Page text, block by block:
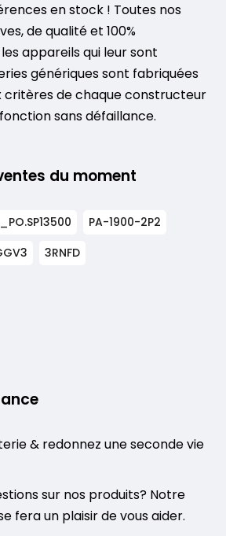
en stock ! Toutes nos
de qualité et 100%
appareils qui leur sont
génériques sont fabriquées
critères de chaque constructeur
sans défaillance.
du moment
PA-1900-2P2
3RNFD
& redonnez une seconde vie
sur nos produits? Notre
fera un plaisir de vous aider.